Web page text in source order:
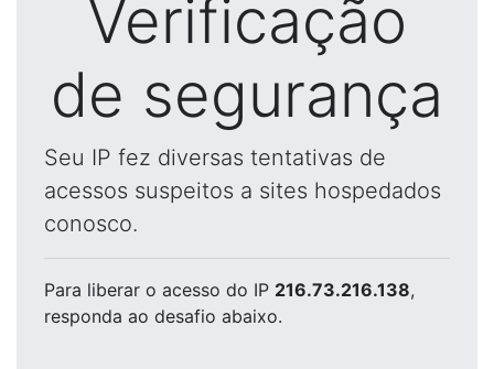
Verificação
de segurança
Seu IP fez diversas tentativas de
acessos suspeitos a sites hospedados
conosco.
Para liberar o acesso do IP 216.73.216.138,
responda ao desafio abaixo.